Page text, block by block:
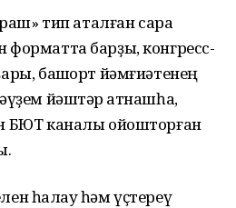
тип аталған сара
барҙы, конгресс-
башҡорт йәмғиәтенең
йәштәр ҡатнашһа,
БЮТ каналы ойошторған
һаҡлау һәм үҫтереү